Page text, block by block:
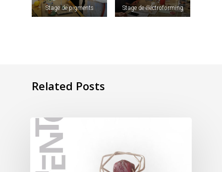
Stage de pigments Stage de éléctroforming
Related Posts